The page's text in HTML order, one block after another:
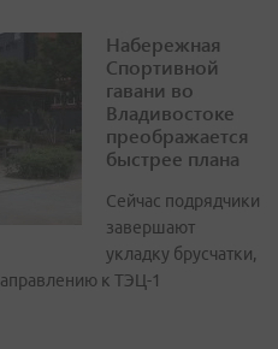
Набережная
Спортивной
гавани во
Владивостоке
преображается
быстрее плана
Сейчас подрядчики
завершают
укладку брусчатки,
к ТЭЦ-1